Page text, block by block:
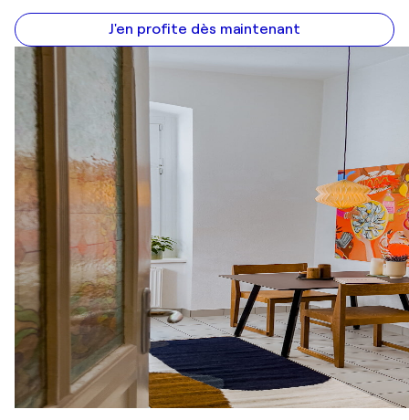
J'en profite dès maintenant